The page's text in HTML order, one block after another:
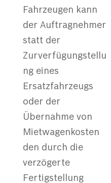
Fahrzeugen kann
der Auftragnehmer
statt der
Zurverfügungstellu
ng eines
Ersatzfahrzeugs
oder der
Übernahme von
Mietwagenkosten
den durch die
verzögerte
Fertigstellung